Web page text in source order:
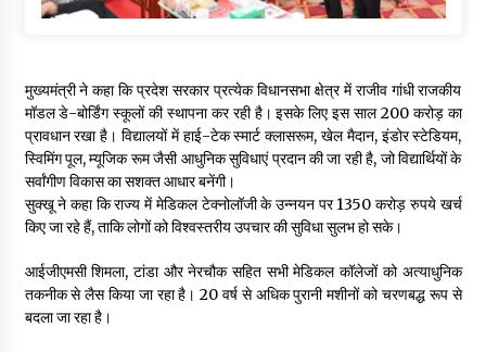
मुख्यमंत्री ने कहा कि प्रदेश सरकार प्रत्येक विधानसभा क्षेत्र में राजीव गांधी राजकीय
मॉडल डे-बोर्डिंग स्कूलों की स्थापना कर रही है। इसके लिए इस साल 200 करोड़ का
प्रावधान रखा है। विद्यालयों में हाई-टेक स्मार्ट क्लासरूम, खेल मैदान, इंडोर स्टेडियम,
स्विमिंग पूल, म्यूजिक रूम जैसी आधुनिक सुविधाएं प्रदान की जा रही है, जो विद्यार्थियों के
सर्वांगीण विकास का सशक्त आधार बनेंगी।
सुक्खू ने कहा कि राज्य में मेडिकल टेक्नोलॉजी के उन्नयन पर 1350 करोड़ रुपये खर्च
किए जा रहे हैं, ताकि लोगों को विश्वस्तरीय उपचार की सुविधा सुलभ हो सके।
आईजीएमसी शिमला, टांडा और नेरचौक सहित सभी मेडिकल कॉलेजों को अत्याधुनिक
तकनीक से लैस किया जा रहा है। 20 वर्ष से अधिक पुरानी मशीनों को चरणबद्ध रूप से
बदला जा रहा है।